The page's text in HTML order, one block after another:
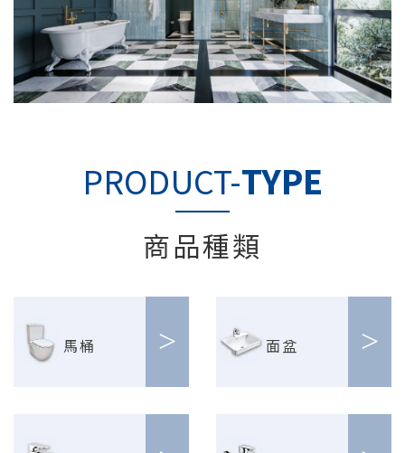
PRODUCT-TYPE
商品種類
馬桶 > 面盆 >